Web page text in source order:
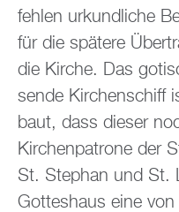
feh­len ur­kund­li­che
für die spä­te­re
die Kir­che. Das
sen­de Kir­chen­schiff
baut, dass die­ser
Kir­chen­pa­tro­ne der
St. Ste­phan und St.
Got­tes­haus eine